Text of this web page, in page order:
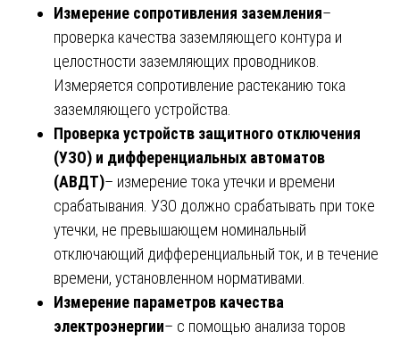
Измерение сопротивления заземления–
проверка качества заземляющего контура и
целостности заземляющих проводников.
Измеряется сопротивление растеканию тока
заземляющего устройства.
Проверка устройств защитного отключения
(УЗО) и дифференциальных автоматов
(АВДТ)– измерение тока утечки и времени
срабатывания. УЗО должно срабатывать при токе
утечки, не превышающем номинальный
отключающий дифференциальный ток, и в течение
времени, установленном нормативами.
Измерение параметров качества
электроэнергии– с помощью анализа торов